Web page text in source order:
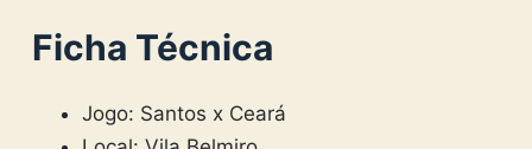
Ficha Técnica
Jogo: Santos x Ceará